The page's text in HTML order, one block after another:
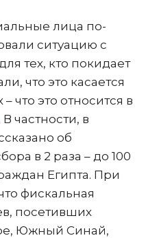
лица по-
ситуацию с
тех, кто покидает
что это касается
– что это относится в
. В частности, в
об
в 2 раза – до 100
Египта. При
фискальная
посетивших
Южный Синай,